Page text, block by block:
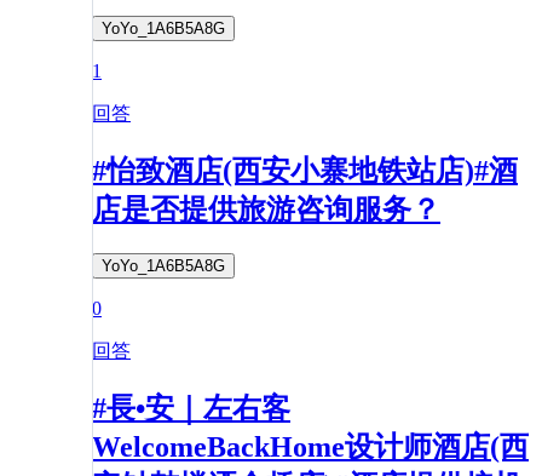
YoYo_1A6B5A8G
1
回答
#怡致酒店(西安小寨地铁站店)#酒
店是否提供旅游咨询服务？
YoYo_1A6B5A8G
0
回答
#長•安｜左右客
WelcomeBackHome设计师酒店(西